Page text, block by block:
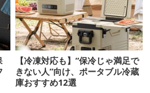
【冷凍対応も】“保冷じゃ満足で
きない人”向け、ポータブル冷蔵
庫おすすめ12選